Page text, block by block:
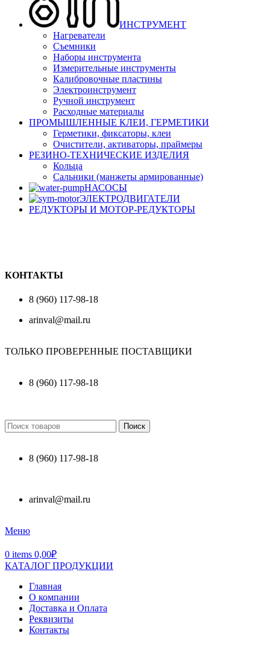
ИНСТРУМЕНТ
Нагреватели
Съемники
Наборы инструмента
Измерительные инструменты
Калибровочные пластины
Электроинструмент
Ручной инструмент
Расходные материалы
ПРОМЫШЛЕННЫЕ КЛЕИ, ГЕРМЕТИКИ
Герметики, фиксаторы, клеи
Очистители, активаторы, праймеры
РЕЗИНО-ТЕХНИЧЕСКИЕ ИЗДЕЛИЯ
Кольца
Сальники (манжеты армированные)
НАСОСЫ
ЭЛЕКТРОДВИГАТЕЛИ
РЕДУКТОРЫ И МОТОР-РЕДУКТОРЫ
КОНТАКТЫ
8 (960) 117-98-18
arinval@mail.ru
ТОЛЬКО ПРОВЕРЕННЫЕ ПОСТАВЩИКИ
8 (960) 117-98-18
Поиск
8 (960) 117-98-18
arinval@mail.ru
Меню
0 items 0,00₽
КАТАЛОГ ПРОДУКЦИИ
Главная
О компании
Доставка и Оплата
Реквизиты
Контакты